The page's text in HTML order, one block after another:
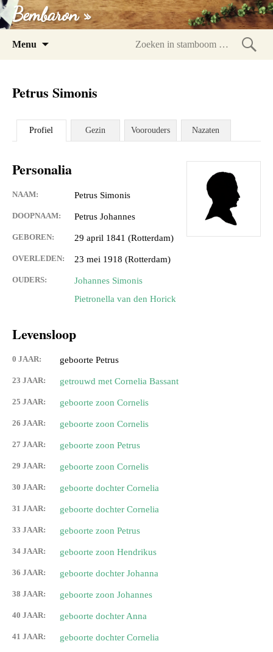
Bembaron »
Menu
Petrus Simonis
Profiel Gezin Voorouders Nazaten
Personalia
NAAM: Petrus Simonis
DOOPNAAM: Petrus Johannes
GEBOREN: 29 april 1841 (Rotterdam)
OVERLEDEN: 23 mei 1918 (Rotterdam)
OUDERS:
Johannes Simonis
Pietronella van den Horick
Levensloop
0 JAAR: geboorte Petrus
23 JAAR: getrouwd met Cornelia Bassant
25 JAAR: geboorte zoon Cornelis
26 JAAR: geboorte zoon Cornelis
27 JAAR: geboorte zoon Petrus
29 JAAR: geboorte zoon Cornelis
30 JAAR: geboorte dochter Cornelia
31 JAAR: geboorte dochter Cornelia
33 JAAR: geboorte zoon Petrus
34 JAAR: geboorte zoon Hendrikus
36 JAAR: geboorte dochter Johanna
38 JAAR: geboorte zoon Johannes
40 JAAR: geboorte dochter Anna
41 JAAR: geboorte dochter Cornelia